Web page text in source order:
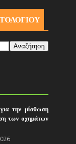
την μίσθωση
των οχημάτων